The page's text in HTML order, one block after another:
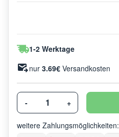
1-2 Werktage
nur 3.69€ Versandkosten
- +
weitere Zahlungsmöglichkeiten: